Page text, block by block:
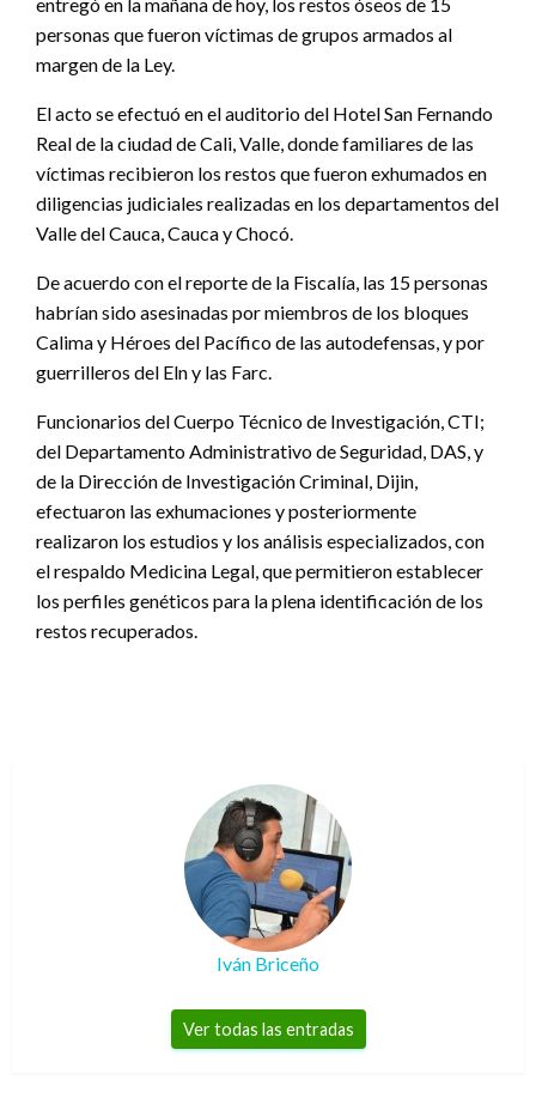
personas que fueron víctimas de grupos armados al
margen de la Ley.
El acto se efectuó en el auditorio del Hotel San Fernando
Real de la ciudad de Cali, Valle, donde familiares de las
víctimas recibieron los restos que fueron exhumados en
diligencias judiciales realizadas en los departamentos del
Valle del Cauca, Cauca y Chocó.
De acuerdo con el reporte de la Fiscalía, las 15 personas
habrían sido asesinadas por miembros de los bloques
Calima y Héroes del Pacífico de las autodefensas, y por
guerrilleros del Eln y las Farc.
Funcionarios del Cuerpo Técnico de Investigación, CTI;
del Departamento Administrativo de Seguridad, DAS, y
de la Dirección de Investigación Criminal, Dijin,
efectuaron las exhumaciones y posteriormente
realizaron los estudios y los análisis especializados, con
el respaldo Medicina Legal, que permitieron establecer
los perfiles genéticos para la plena identificación de los
restos recuperados.
Iván Briceño
Ver todas las entradas